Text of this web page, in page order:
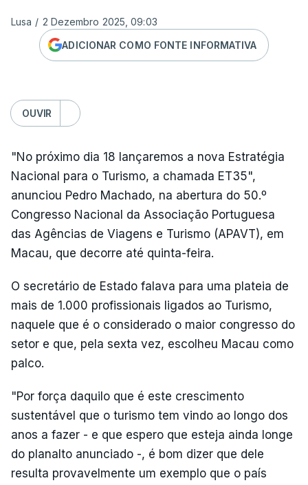
Lusa / 2 Dezembro 2025, 09:03
ADICIONAR COMO FONTE INFORMATIVA
OUVIR
"No próximo dia 18 lançaremos a nova Estratégia
Nacional para o Turismo, a chamada ET35",
anunciou Pedro Machado, na abertura do 50.º
Congresso Nacional da Associação Portuguesa
das Agências de Viagens e Turismo (APAVT), em
Macau, que decorre até quinta-feira.
O secretário de Estado falava para uma plateia de
mais de 1.000 profissionais ligados ao Turismo,
naquele que é o considerado o maior congresso do
setor e que, pela sexta vez, escolheu Macau como
palco.
"Por força daquilo que é este crescimento
sustentável que o turismo tem vindo ao longo dos
anos a fazer - e que espero que esteja ainda longe
do planalto anunciado -, é bom dizer que dele
resulta provavelmente um exemplo que o país